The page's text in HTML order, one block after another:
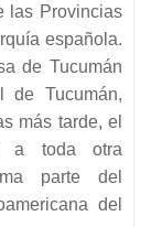
las Provincias
española.
de Tucumán
de Tucumán,
más tarde, el
a toda otra
parte del
del